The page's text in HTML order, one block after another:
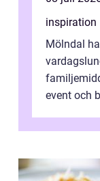
inspiration
Mölndal
event och